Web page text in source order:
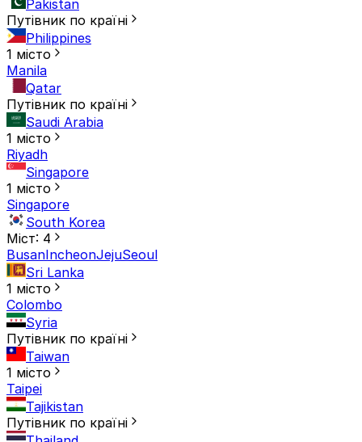
Pakistan
Путівник по країні
Philippines
1 місто
Manila
Qatar
Путівник по країні
Saudi Arabia
1 місто
Riyadh
Singapore
1 місто
Singapore
South Korea
Міст: 4
BusanIncheonJejuSeoul
Sri Lanka
1 місто
Colombo
Syria
Путівник по країні
Taiwan
1 місто
Taipei
Tajikistan
Путівник по країні